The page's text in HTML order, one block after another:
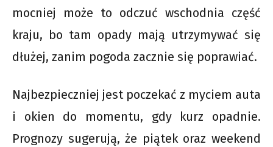
mocniej może to odczuć wschodnia część
kraju, bo tam opady mają utrzymywać się
dłużej, zanim pogoda zacznie się poprawiać.
Najbezpieczniej jest poczekać z myciem auta
i okien do momentu, gdy kurz opadnie.
Prognozy sugerują, że piątek oraz weekend